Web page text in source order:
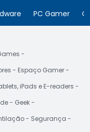
PC Gamer
Espaço Gamer
iPads e E-readers
Geek
Segurança